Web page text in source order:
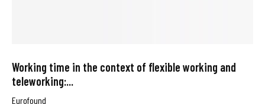
Working time in the context of flexible working and
teleworking:...
Eurofound